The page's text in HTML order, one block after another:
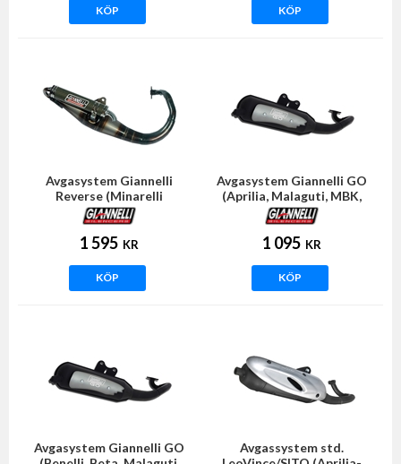
KÖP KÖP
Avgasystem Giannelli
Reverse (Minarelli
horisontell)
1 595 KR
KÖP
Avgasystem Giannelli GO
(Aprilia, Malaguti, MBK,
Yamaha)
1 095 KR
KÖP
Avgasystem Giannelli GO
Avgassystem std.